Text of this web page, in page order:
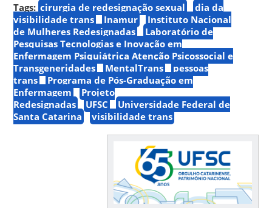
Tags: cirurgia de redesignação sexual
dia da
visibilidade trans
Inamur
Instituto Nacional
de Mulheres Redesignadas
Laboratório de
Pesquisas Tecnologias e Inovação em
Enfermagem Psiquiátrica Atenção Psicossocial e
Transgeneridades
MentalTrans
pessoas
trans
Programa de Pós-Graduação em
Enfermagem
Projeto
Redesignadas
UFSC
Universidade Federal de
Santa Catarina
visibilidade trans